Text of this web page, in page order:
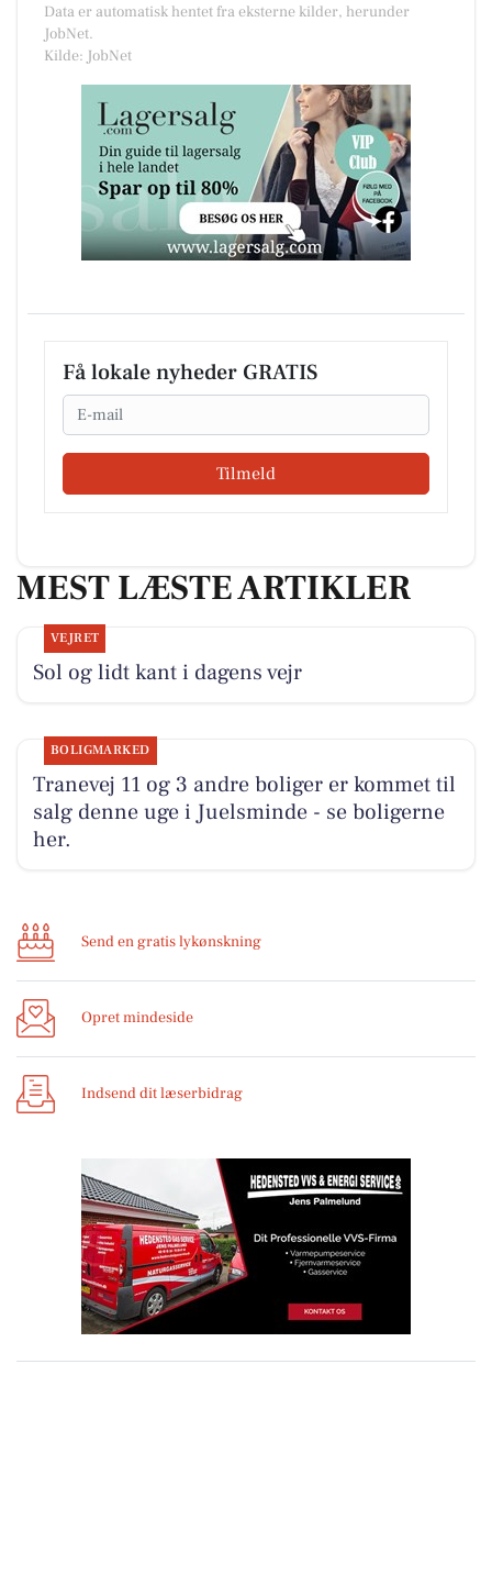
Data er automatisk hentet fra eksterne kilder, herunder
JobNet.
Kilde: JobNet
Få lokale nyheder GRATIS
Email
Tilmeld
MEST LÆSTE ARTIKLER
VEJRET
Sol og lidt kant i dagens vejr
BOLIGMARKED
Tranevej 11 og 3 andre boliger er kommet til
salg denne uge i Juelsminde - se boligerne
her.
Send en gratis lykønskning
Opret mindeside
Indsend dit læserbidrag